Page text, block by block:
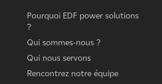
Pourquoi EDF power solutions
?
Qui sommes-nous ?
Qui nous servons
Rencontrez notre équipe